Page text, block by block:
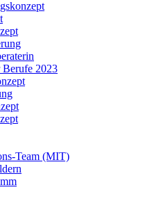
Berufe 2023
Team (MIT)